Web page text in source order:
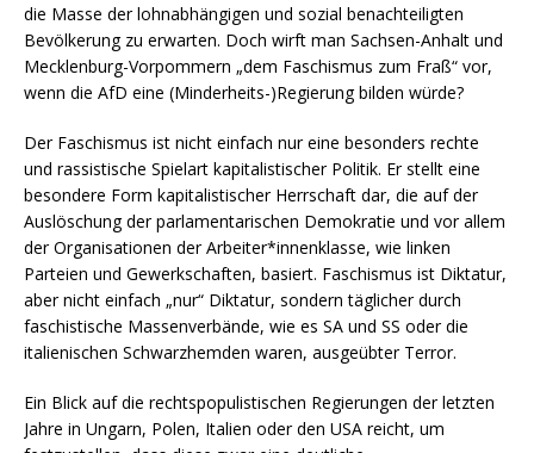
die Masse der lohnabhängigen und sozial benachteiligten
Bevölkerung zu erwarten. Doch wirft man Sachsen-Anhalt und
Mecklenburg-Vorpommern „dem Faschismus zum Fraß“ vor,
wenn die AfD eine (Minderheits-)Regierung bilden würde?
Der Faschismus ist nicht einfach nur eine besonders rechte
und rassistische Spielart kapitalistischer Politik. Er stellt eine
besondere Form kapitalistischer Herrschaft dar, die auf der
Auslöschung der parlamentarischen Demokratie und vor allem
der Organisationen der Arbeiter*innenklasse, wie linken
Parteien und Gewerkschaften, basiert. Faschismus ist Diktatur,
aber nicht einfach „nur“ Diktatur, sondern täglicher durch
faschistische Massenverbände, wie es SA und SS oder die
italienischen Schwarzhemden waren, ausgeübter Terror.
Ein Blick auf die rechtspopulistischen Regierungen der letzten
Jahre in Ungarn, Polen, Italien oder den USA reicht, um